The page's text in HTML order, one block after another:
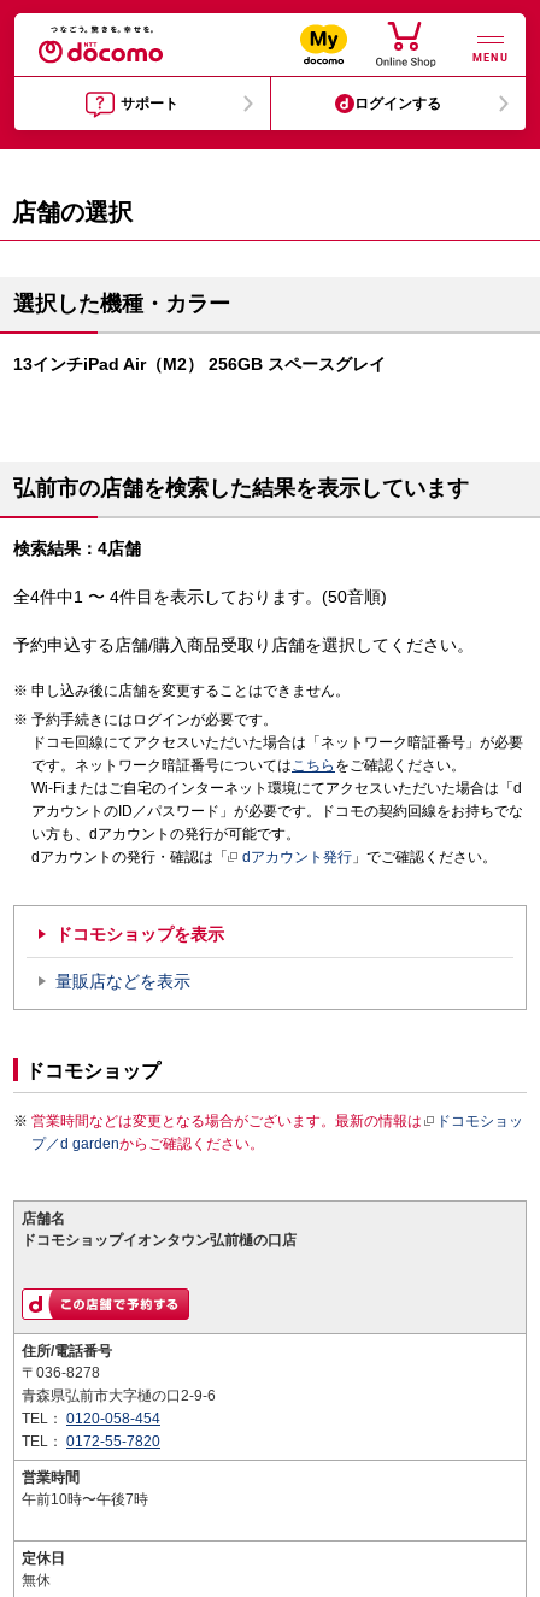
MENU
サポート ログインする
店舗の選択
選択した機種・カラー
13インチiPad Air（M2） 256GB スペースグレイ
弘前市の店舗を検索した結果を表示しています
検索結果：4店舗
全4件中1 〜 4件目を表示しております。(50音順)
予約申込する店舗/購入商品受取り店舗を選択してください。
申し込み後に店舗を変更することはできません。
予約手続きにはログインが必要です。
ドコモ回線にてアクセスいただいた場合は「ネットワーク暗証番号」が必要
です。ネットワーク暗証番号についてはこちら をご確認ください。
Wi-Fiまたはご自宅のインターネット環境にてアクセスいただいた場合は「d
アカウントのID／パスワード」が必要です。ドコモの契約回線をお持ちでな
い方も、dアカウントの発行が可能です。
dアカウントの発行・確認は「
dアカウント発行 」でご確認ください。
ドコモショップを表示
量販店などを表示
ドコモショップ
営業時間などは変更となる場合がございます。最新の情報は
ドコモショッ
プ／d gardenからご確認ください。
店舗名
ドコモショップイオンタウン弘前樋の口店
住所/電話番号
〒036-8278
青森県弘前市大字樋の口2-9-6
TEL： 0120-058-454
TEL： 0172-55-7820
営業時間
午前10時〜午後7時
定休日
無休